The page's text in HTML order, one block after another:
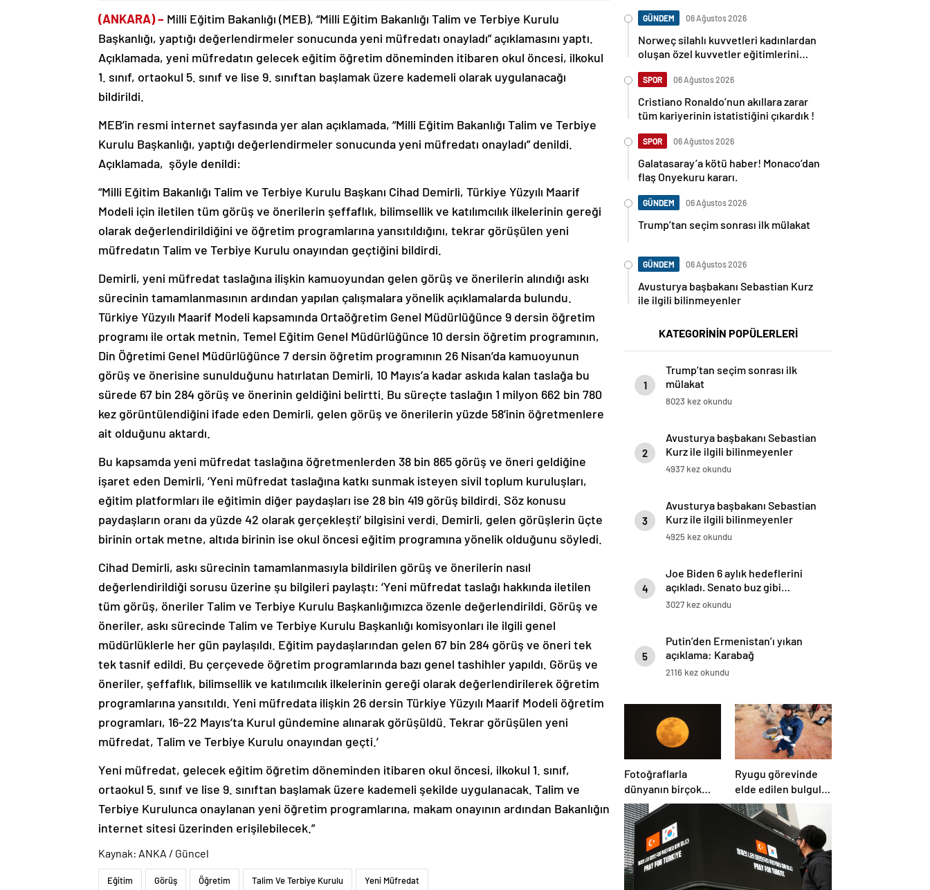
(ANKARA) – Milli Eğitim Bakanlığı (MEB), “Milli Eğitim Bakanlığı Talim ve Terbiye Kurulu
Başkanlığı, yaptığı değerlendirmeler sonucunda yeni müfredatı onayladı” açıklamasını yaptı.
Açıklamada, yeni müfredatın gelecek eğitim öğretim döneminden itibaren okul öncesi, ilkokul
1. sınıf, ortaokul 5. sınıf ve lise 9. sınıftan başlamak üzere kademeli olarak uygulanacağı
bildirildi.
MEB’in resmi internet sayfasında yer alan açıklamada, “Milli Eğitim Bakanlığı Talim ve Terbiye
Kurulu Başkanlığı, yaptığı değerlendirmeler sonucunda yeni müfredatı onayladı” denildi.
Açıklamada, şöyle denildi:
“Milli Eğitim Bakanlığı Talim ve Terbiye Kurulu Başkanı Cihad Demirli, Türkiye Yüzyılı Maarif
Modeli için iletilen tüm görüş ve önerilerin şeffaflık, bilimsellik ve katılımcılık ilkelerinin gereği
olarak değerlendirildiğini ve öğretim programlarına yansıtıldığını, tekrar görüşülen yeni
müfredatın Talim ve Terbiye Kurulu onayından geçtiğini bildirdi.
Demirli, yeni müfredat taslağına ilişkin kamuoyundan gelen görüş ve önerilerin alındığı askı
sürecinin tamamlanmasının ardından yapılan çalışmalara yönelik açıklamalarda bulundu.
Türkiye Yüzyılı Maarif Modeli kapsamında Ortaöğretim Genel Müdürlüğünce 9 dersin öğretim
programı ile ortak metnin, Temel Eğitim Genel Müdürlüğünce 10 dersin öğretim programının,
Din Öğretimi Genel Müdürlüğünce 7 dersin öğretim programının 26 Nisan’da kamuoyunun
görüş ve önerisine sunulduğunu hatırlatan Demirli, 10 Mayıs’a kadar askıda kalan taslağa bu
sürede 67 bin 284 görüş ve önerinin geldiğini belirtti. Bu süreçte taslağın 1 milyon 662 bin 780
kez görüntülendiğini ifade eden Demirli, gelen görüş ve önerilerin yüzde 58’inin öğretmenlere
ait olduğunu aktardı.
Bu kapsamda yeni müfredat taslağına öğretmenlerden 38 bin 865 görüş ve öneri geldiğine
işaret eden Demirli, ‘Yeni müfredat taslağına katkı sunmak isteyen sivil toplum kuruluşları,
eğitim platformları ile eğitimin diğer paydaşları ise 28 bin 419 görüş bildirdi. Söz konusu
paydaşların oranı da yüzde 42 olarak gerçekleşti’ bilgisini verdi. Demirli, gelen görüşlerin üçte
birinin ortak metne, altıda birinin ise okul öncesi eğitim programına yönelik olduğunu söyledi.
Cihad Demirli, askı sürecinin tamamlanmasıyla bildirilen görüş ve önerilerin nasıl
değerlendirildiği sorusu üzerine şu bilgileri paylaştı: ‘Yeni müfredat taslağı hakkında iletilen
tüm görüş, öneriler Talim ve Terbiye Kurulu Başkanlığımızca özenle değerlendirildi. Görüş ve
öneriler, askı sürecinde Talim ve Terbiye Kurulu Başkanlığı komisyonları ile ilgili genel
müdürlüklerle her gün paylaşıldı. Eğitim paydaşlarından gelen 67 bin 284 görüş ve öneri tek
tek tasnif edildi. Bu çerçevede öğretim programlarında bazı genel tashihler yapıldı. Görüş ve
öneriler, şeffaflık, bilimsellik ve katılımcılık ilkelerinin gereği olarak değerlendirilerek öğretim
programlarına yansıtıldı. Yeni müfredata ilişkin 26 dersin Türkiye Yüzyılı Maarif Modeli öğretim
programları, 16-22 Mayıs’ta Kurul gündemine alınarak görüşüldü. Tekrar görüşülen yeni
müfredat, Talim ve Terbiye Kurulu onayından geçti.’
Yeni müfredat, gelecek eğitim öğretim döneminden itibaren okul öncesi, ilkokul 1. sınıf,
ortaokul 5. sınıf ve lise 9. sınıftan başlamak üzere kademeli şekilde uygulanacak. Talim ve
Terbiye Kurulunca onaylanan yeni öğretim programlarına, makam onayının ardından Bakanlığın
internet sitesi üzerinden erişilebilecek.”
Kaynak: ANKA / Güncel
Eğitim Görüş Öğretim Talim Ve Terbiye Kurulu Yeni Müfredat
GÜNDEM 06 Ağustos 2026
Norweç silahlı kuvvetleri kadınlardan
oluşan özel kuvvetler eğitimlerini
SPOR 06 Ağustos 2026
Cristiano Ronaldo’nun akıllara zarar
tüm kariyerinin istatistiğini çıkardık !
SPOR 06 Ağustos 2026
Galatasaray’a kötü haber! Monaco’dan
flaş Onyekuru kararı.
GÜNDEM 06 Ağustos 2026
Trump’tan seçim sonrası ilk mülakat
GÜNDEM 06 Ağustos 2026
Avusturya başbakanı Sebastian Kurz
ile ilgili bilinmeyenler
KATEGORİNİN POPÜLERLERİ
1
Trump’tan seçim sonrası ilk
mülakat
8023 kez okundu
2
Avusturya başbakanı Sebastian
Kurz ile ilgili bilinmeyenler
4937 kez okundu
3
Avusturya başbakanı Sebastian
Kurz ile ilgili bilinmeyenler
4925 kez okundu
4
Joe Biden 6 aylık hedeflerini
açıkladı. Senato buz gibi…
3027 kez okundu
5
Putin’den Ermenistan’ı yıkan
açıklama: Karabağ
Azerbaycan’ın ayrılmaz bir
2116 kez okundu
Fotoğraflarla
dünyanın birçok
yerinden ‘Süper Ay’
manzaraları
Ryugu görevinde
elde edilen bulgular
suyun dünyaya
asteroitlerce
getirilmiş
olabileceğini
gösteriyor